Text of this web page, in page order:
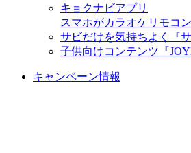
キョクナビアプリ
スマホがカラオケリモコン
サビだけを気持ちよく『サ
子供向けコンテンツ『
キャンペーン情報